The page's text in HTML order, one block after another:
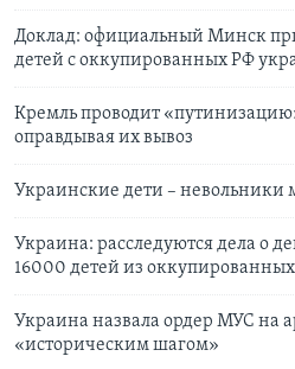
Доклад: официальный Минск
детей с оккупированных РФ
Кремль проводит
оправдывая их вывоз
Украинские дети – невольники
Украина: расследуются дела о
16000 детей из
Украина назвала ордер МУС на
«историческим шагом»